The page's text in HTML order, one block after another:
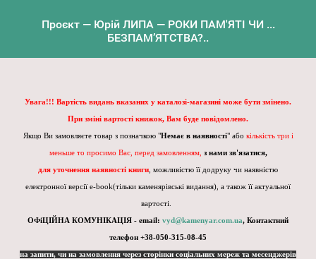
Проєкт — Юрій ЛИПА — РОКИ ПАМ'ЯТІ ЧИ ...
БЕЗПАМ’ЯТСТВА?..
Увага!!! Вартість видань вказаних у каталозі-магазині може бути змінено.
При зміні вартості книжок, Вам буде повідомлено.
Якщо Ви замовляєте товар з позначкою "Немає в наявності" або кількість три і
меньше то просимо Вас, перед замовленням, з нами зв'язатися,
для уточнення наявності книги , можливістю її додруку чи наявністю
електронної версії e-book(тільки каменярівські видання), а також її актуальної
вартості.
ОФіЦІЙНА КОМУНІКАЦІЯ - email: vyd@kamenyar.com.ua, Контактний
телефон +38-050-315-08-45
на запити, чи на замовлення через сторінки соціальних мереж та месенджерів